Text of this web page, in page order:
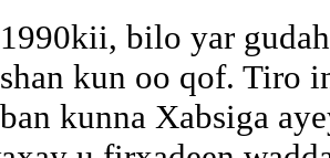
bilo yar
kun oo qof. Tiro
kunna Xabsiga